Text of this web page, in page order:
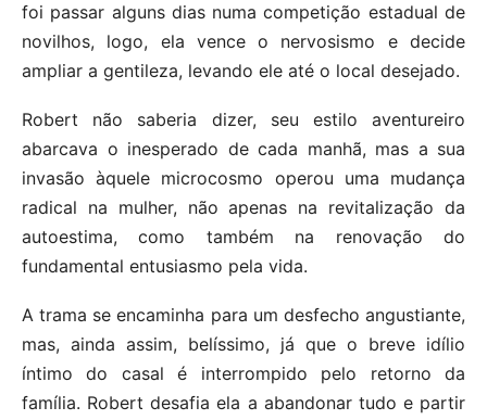
foi passar alguns dias numa competição estadual de
novilhos, logo, ela vence o nervosismo e decide
ampliar a gentileza, levando ele até o local desejado.
Robert não saberia dizer, seu estilo aventureiro
abarcava o inesperado de cada manhã, mas a sua
invasão àquele microcosmo operou uma mudança
radical na mulher, não apenas na revitalização da
autoestima, como também na renovação do
fundamental entusiasmo pela vida.
A trama se encaminha para um desfecho angustiante,
mas, ainda assim, belíssimo, já que o breve idílio
íntimo do casal é interrompido pelo retorno da
família. Robert desafia ela a abandonar tudo e partir